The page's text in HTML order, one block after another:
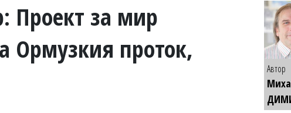
Проект за мир
Ормузкия проток,
Автор